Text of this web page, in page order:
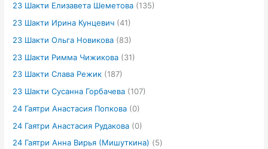
23 Шакти Елизавета Шеметова (135)
23 Шакти Ирина Кунцевич (41)
23 Шакти Ольга Новикова (83)
23 Шакти Римма Чижикова (31)
23 Шакти Слава Режик (187)
23 Шакти Сусанна Горбачева (107)
24 Гаятри Анастасия Попкова (0)
24 Гаятри Анастасия Рудакова (0)
24 Гаятри Анна Вирья (Мишуткина) (5)